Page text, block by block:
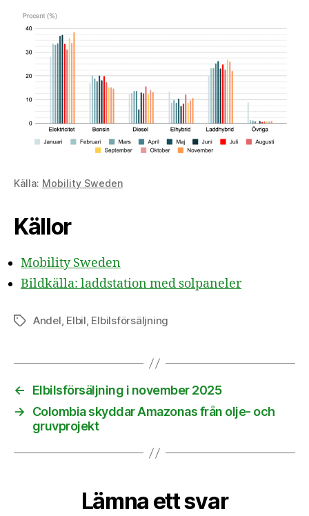
Källa: Mobility Sweden
Källor
Mobility Sweden
Bildkälla: laddstation med solpaneler
Etiketter
Andel, Elbil, Elbilsförsäljning
←
Elbilsförsäljning i november 2025
→
Colombia skyddar Amazonas från olje- och
gruvprojekt
Lämna ett svar